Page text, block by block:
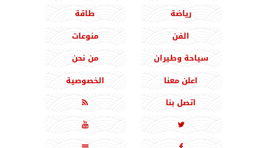
رياضة
طاقة
الفن
منوعات
سياحة وطيران
من نحن
اعلن معنا
الخصوصية
اتصل بنا


